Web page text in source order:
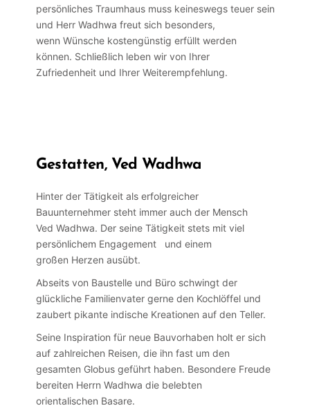
persönliches Traumhaus muss keineswegs teuer sein
und Herr Wadhwa freut sich besonders,
wenn Wünsche kostengünstig erfüllt werden
können. Schließlich leben wir von Ihrer
Zufriedenheit und Ihrer Weiterempfehlung.
Gestatten, Ved Wadhwa
Hinter der Tätigkeit als erfolgreicher
Bauunternehmer steht immer auch der Mensch
Ved Wadhwa. Der seine Tätigkeit stets mit viel
persönlichem Engagement und einem
großen Herzen ausübt.
Abseits von Baustelle und Büro schwingt der
glückliche Familienvater gerne den Kochlöffel und
zaubert pikante indische Kreationen auf den Teller.
Seine Inspiration für neue Bauvorhaben holt er sich
auf zahlreichen Reisen, die ihn fast um den
gesamten Globus geführt haben. Besondere Freude
bereiten Herrn Wadhwa die belebten
orientalischen Basare.